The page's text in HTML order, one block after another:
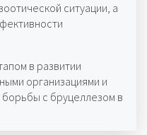
ситуации, а
в развитии
организациями и
с бруцеллезом в